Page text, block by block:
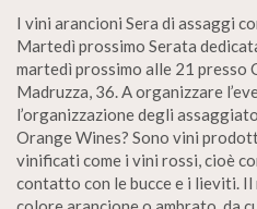
I vini arancioni Sera di assaggi
Martedì prossimo Serata
martedì prossimo alle 21 presso
Madruzza, 36. A organizzare
l’organizzazione degli
Orange Wines? Sono vini
vinificati come i vini rossi, cioè
contatto con le bucce e i lieviti.